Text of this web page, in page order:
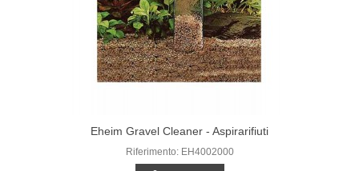
Eheim Gravel Cleaner - Aspirarifiuti
Riferimento: EH4002000